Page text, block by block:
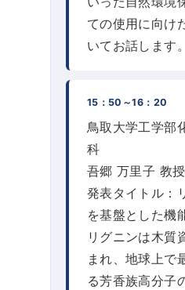
ての使用に向け
いてお話します
15：50～16：20
鳥取大学工学部
科
吾郷 万里子 教授
発表タイトル：
を基盤とした機
リグニンは木質
まれ、地球上で
る芳香族高分子